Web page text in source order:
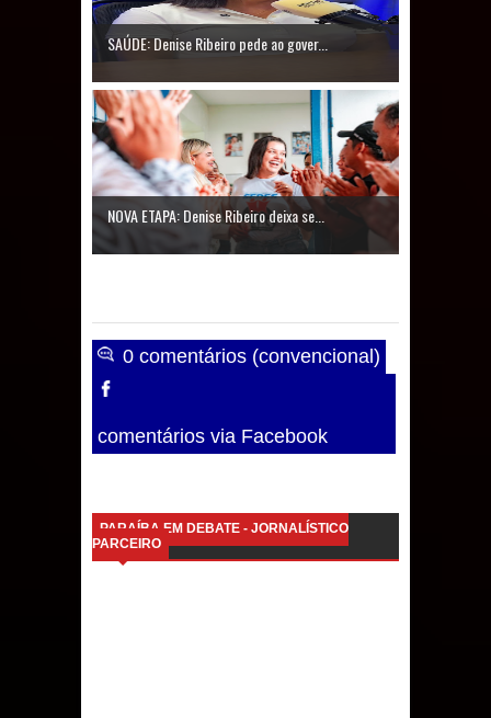
SAÚDE: Denise Ribeiro pede ao gover...
NOVA ETAPA: Denise Ribeiro deixa se...
0 comentários (convencional)
comentários via Facebook
PARAÍBA EM DEBATE - JORNALÍSTICO
PARCEIRO